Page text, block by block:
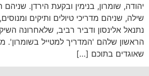
יהודה, שומרון, בנימין ובקעת הירדן.
שילה, שניהם מדריכי טיולים ותיקים
נתנאל אלינסון ודביר רביב, שלאחרונה
הראשון שלהם 'המדריך למטייל בשומרון'.
שאוגדים בתוכם […]